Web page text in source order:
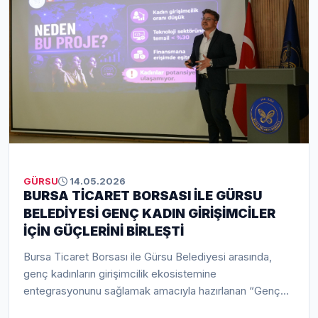
GÜRSU 14.05.2026
BURSA TİCARET BORSASI İLE GÜRSU
BELEDİYESİ GENÇ KADIN GİRİŞİMCİLER
İÇİN GÜÇLERİNİ BİRLEŞTİ
Bursa Ticaret Borsası ile Gürsu Belediyesi arasında,
genç kadınların girişimcilik ekosistemine
entegrasyonunu sağlamak amacıyla hazırlanan “Genç